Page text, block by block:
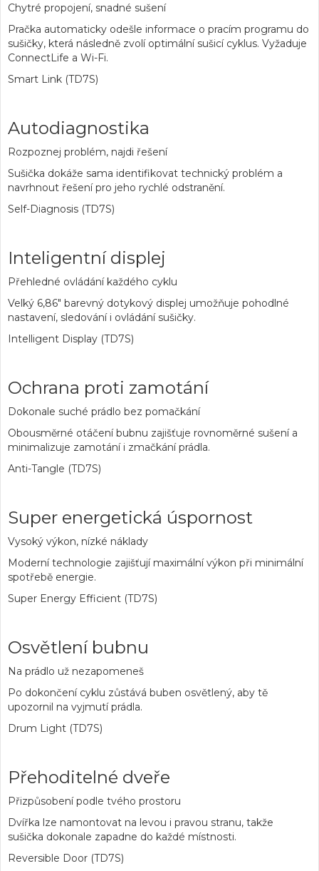
Chytré propojení, snadné sušení
Pračka automaticky odešle informace o pracím programu do
sušičky, která následně zvolí optimální sušicí cyklus. Vyžaduje
ConnectLife a Wi-Fi.
Smart Link (TD7S)
Autodiagnostika
Rozpoznej problém, najdi řešení
Sušička dokáže sama identifikovat technický problém a
navrhnout řešení pro jeho rychlé odstranění.
Self-Diagnosis (TD7S)
Inteligentní displej
Přehledné ovládání každého cyklu
Velký 6,86" barevný dotykový displej umožňuje pohodlné
nastavení, sledování i ovládání sušičky.
Intelligent Display (TD7S)
Ochrana proti zamotání
Dokonale suché prádlo bez pomačkání
Obousměrné otáčení bubnu zajišťuje rovnoměrné sušení a
minimalizuje zamotání i zmačkání prádla.
Anti-Tangle (TD7S)
Super energetická úspornost
Vysoký výkon, nízké náklady
Moderní technologie zajišťují maximální výkon při minimální
spotřebě energie.
Super Energy Efficient (TD7S)
Osvětlení bubnu
Na prádlo už nezapomeneš
Po dokončení cyklu zůstává buben osvětlený, aby tě
upozornil na vyjmutí prádla.
Drum Light (TD7S)
Přehoditelné dveře
Přizpůsobení podle tvého prostoru
Dvířka lze namontovat na levou i pravou stranu, takže
sušička dokonale zapadne do každé místnosti.
Reversible Door (TD7S)